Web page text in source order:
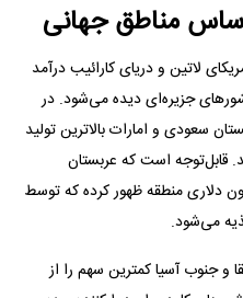
مناطق جهانی
آمریکای لاتین و دریای کارائیب درآمد
جزیره‌ای دیده می‌شود. در
سعودی و امارات بالاترین تولید
قابل‌توجه است که عربستان
دلاری منطقه ظهور کرده که توسط
می‌شود.
و جنوب آسیا کمترین سهم را از